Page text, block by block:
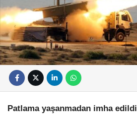
Patlama yaşanmadan imha edildi